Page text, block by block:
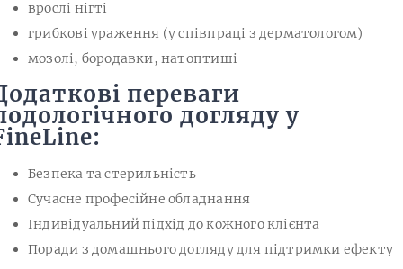
врослі нігті
грибкові ураження (у співпраці з дерматологом)
мозолі, бородавки, натоптиші
переваги
догляду у
Безпека та стерильність
Сучасне професійне обладнання
Індивідуальний підхід до кожного клієнта
Поради з домашнього догляду для підтримки ефекту